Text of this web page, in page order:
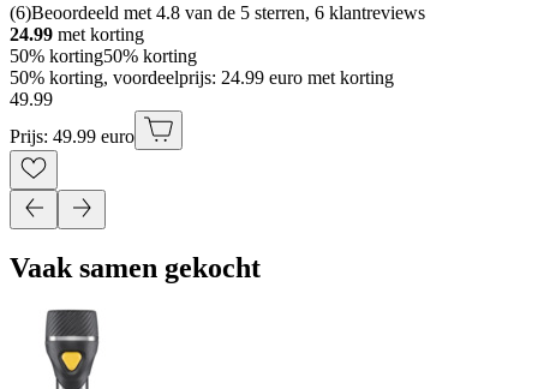
(6)Beoordeeld met 4.8 van de 5 sterren, 6 klantreviews
24.99 met korting
50% korting50% korting
50% korting, voordeelprijs: 24.99 euro met korting
49.99
Prijs: 49.99 euro
Vaak samen gekocht